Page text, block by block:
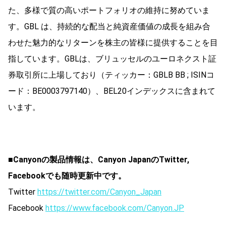
た、多様で質の高いポートフォリオの維持に努めていま
す。GBL は、持続的な配当と純資産価値の成長を組み合
わせた魅力的なリターンを株主の皆様に提供することを目
指しています。GBLは、ブリュッセルのユーロネクスト証
券取引所に上場しており（ティッカー：GBLB BB ; ISINコ
ード：BE0003797140）、BEL20インデックスに含まれて
います。
■Canyonの製品情報は、Canyon JapanのTwitter,
Facebookでも随時更新中です。
Twitter https://twitter.com/Canyon_Japan
Facebook https://www.facebook.com/Canyon.JP